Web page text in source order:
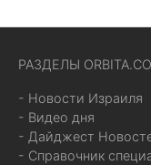
РАЗДЕЛЫ
- Новости Израиля
- Видео дня
- Дайджест
- Справочник